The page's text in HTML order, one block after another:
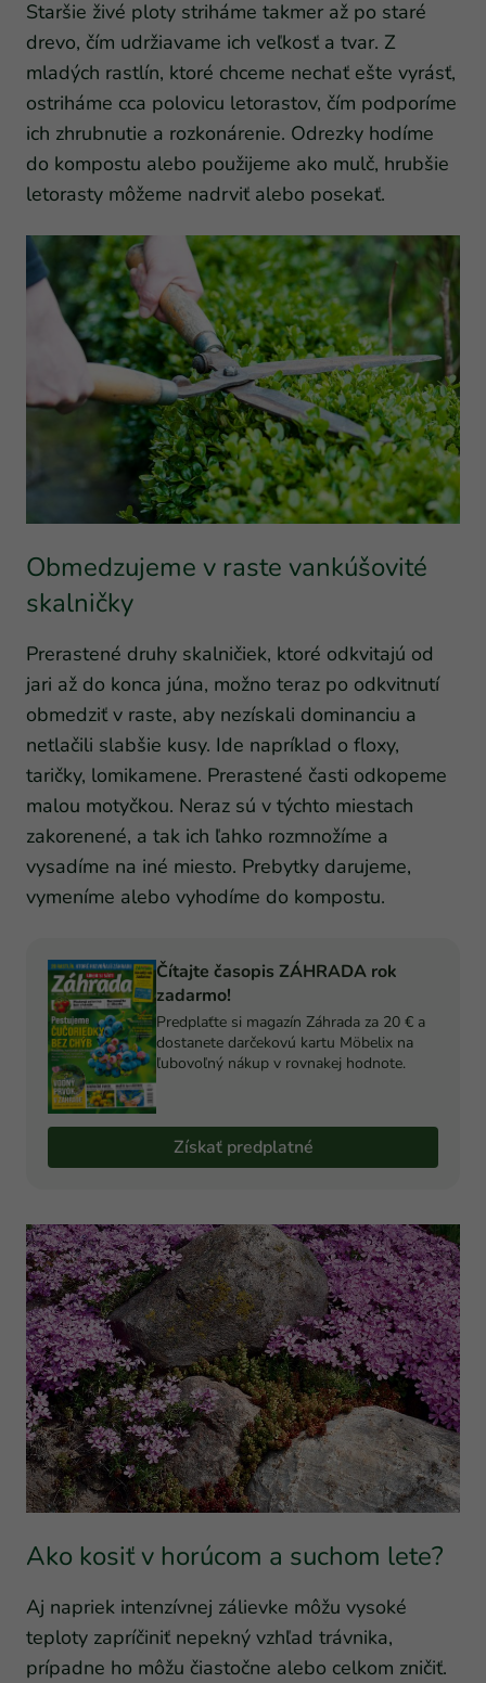
Staršie živé ploty striháme takmer až po staré
drevo, čím udržiavame ich veľkosť a tvar. Z
mladých rastlín, ktoré chceme nechať ešte vyrásť,
ostriháme cca polovicu letorastov, čím podporíme
ich zhrubnutie a rozkonárenie. Odrezky hodíme
do kompostu alebo použijeme ako mulč, hrubšie
letorasty môžeme nadrviť alebo posekať.
Obmedzujeme v raste vankúšovité
skalničky
Prerastené druhy skalničiek, ktoré odkvitajú od
jari až do konca júna, možno teraz po odkvitnutí
obmedziť v raste, aby nezískali dominanciu a
netlačili slabšie kusy. Ide napríklad o floxy,
taričky, lomikamene. Prerastené časti odkopeme
malou motyčkou. Neraz sú v týchto miestach
zakorenené, a tak ich ľahko rozmnožíme a
vysadíme na iné miesto. Prebytky darujeme,
vymeníme alebo vyhodíme do kompostu.
Čítajte časopis ZÁHRADA rok
zadarmo!
Predplaťte si magazín Záhrada za 20 € a
dostanete darčekovú kartu Möbelix na
ľubovoľný nákup v rovnakej hodnote.
Získať predplatné
Ako kosiť v horúcom a suchom lete?
Aj napriek intenzívnej zálievke môžu vysoké
teploty zapríčiniť nepekný vzhľad trávnika,
prípadne ho môžu čiastočne alebo celkom zničiť.